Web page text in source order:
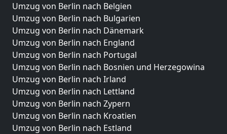
Umzug von Berlin nach Belgien
Umzug von Berlin nach Bulgarien
Umzug von Berlin nach Dänemark
Umzug von Berlin nach England
Umzug von Berlin nach Portugal
Umzug von Berlin nach Bosnien und Herzegowina
Umzug von Berlin nach Irland
Umzug von Berlin nach Lettland
Umzug von Berlin nach Zypern
Umzug von Berlin nach Kroatien
Umzug von Berlin nach Estland